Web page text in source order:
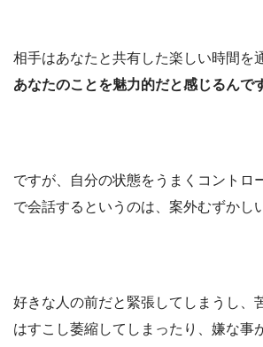
相手はあなたと共有した楽しい時間を
あなたのことを魅力的だと感じるんで
ですが、自分の状態をうまくコントロ
で会話するというのは、案外むずかし
好きな人の前だと緊張してしまうし、
はすこし萎縮してしまったり、嫌な事